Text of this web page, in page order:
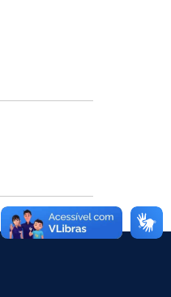
Compartilhe por
Compartilhe por
Compartilhe por
Compartilhe
link para